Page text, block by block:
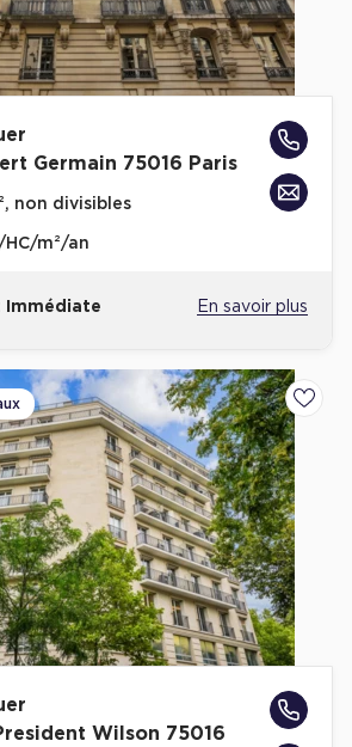
Germain 75016 Paris
non divisibles
HC/m²/an
Immédiate En savoir plus
Wilson 75016